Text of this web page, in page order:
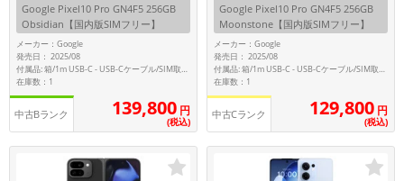
Google Pixel10 Pro GN4F5 256GB
Obsidian【国内版SIMフリー】
メーカー：Google
発売日： 2025/08
付属品: 箱/1m USB-C - USB-Cケーブル/SIM取り出しツール/マニュアル
在庫数：1
中古Bランク 139,800 円
(税込)
Google Pixel10 Pro GN4F5 256GB
Moonstone【国内版SIMフリー】
メーカー：Google
発売日： 2025/08
付属品: 箱/1m USB-C - USB-Cケーブル/SIM取り出しツール/マニュアル
在庫数：1
中古Cランク 129,800 円
(税込)